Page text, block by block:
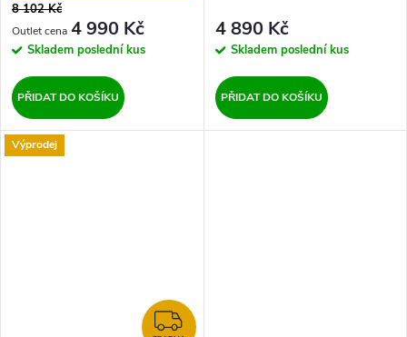
8 102 Kč
4 990 Kč
Skladem poslední kus
PŘIDAT DO KOŠÍKU
4 890 Kč
Skladem poslední kus
PŘIDAT DO KOŠÍKU
Výprodej
ZDARMA